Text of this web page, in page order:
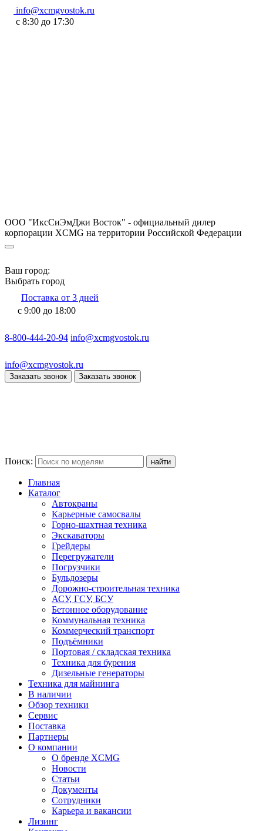
info@xcmgvostok.ru
с 8:30 до 17:30
ООО "ИксСиЭмДжи Восток" - официальный дилер
корпорации XCMG на территории Российской Федерации
Ваш город:
Выбрать город
Поставка от 3 дней
с 9:00 до 18:00
8-800-444-20-94 info@xcmgvostok.ru
info@xcmgvostok.ru
Заказать звонок Заказать звонок
Поиск:
Главная
Каталог
Автокраны
Карьерные самосвалы
Горно-шахтная техника
Экскаваторы
Грейдеры
Перегружатели
Погрузчики
Бульдозеры
Дорожно-строительная техника
АСУ, ГСУ, БСУ
Бетонное оборудование
Коммунальная техника
Коммерческий транспорт
Подъёмники
Портовая / складская техника
Техника для бурения
Дизельные генераторы
Техника для майнинга
В наличии
Обзор техники
Сервис
Поставка
Партнеры
О компании
О бренде XCMG
Новости
Статьи
Документы
Сотрудники
Карьера и вакансии
Лизинг